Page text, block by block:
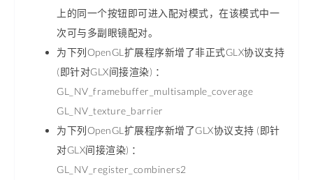
上的同一个按钮即可进入配对模式，在该模式中一
次可与多副眼镜配对。
为下列OpenGL扩展程序新增了非正式GLX协议支持
(即针对GLX间接渲染) ：
GL_NV_framebuffer_multisample_coverage
GL_NV_texture_barrier
为下列OpenGL扩展程序新增了GLX协议支持 (即针
对GLX间接渲染) ：
GL_NV_register_combiners2